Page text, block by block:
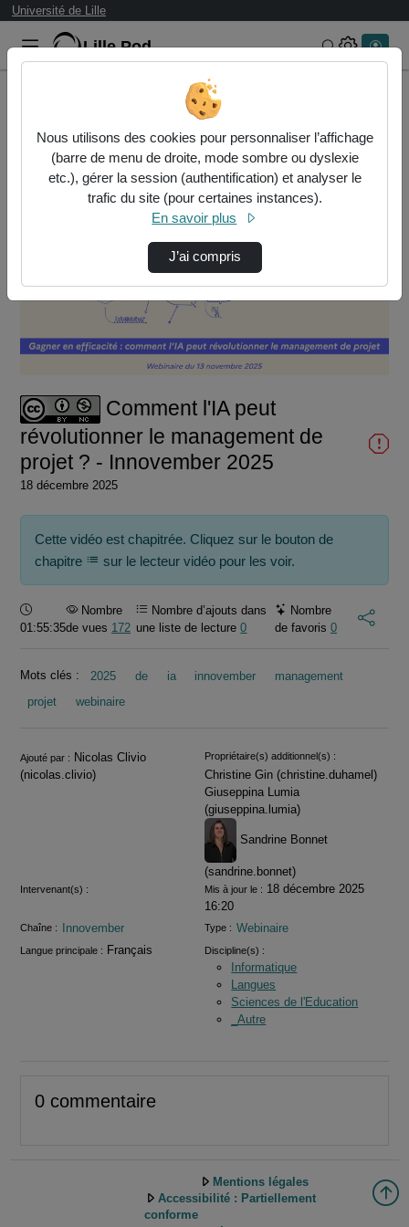
Université de Lille
Lille.Pod Rechercher
Comment l'IA peut révolutionner le managemen…
Lire
la
Comment l'IA peut
révolutionner le management de
projet ? - Innovember 2025
18 décembre 2025
Cette vidéo est chapitrée. Cliquez sur le bouton de
chapitre
sur le lecteur vidéo pour les voir.
Durée :
01:55:35
Nombre
de vues 172
Nombre d’ajouts dans
une liste de lecture0
Nombre
de favoris 0
Mots clés : 2025 de ia innovember
management
projet
webinaire
Informations
Ajouté par : Nicolas Clivio
(nicolas.clivio)
Propriétaire(s) additionnel(s) :
Christine Gin (christine.duhamel)
Giuseppina Lumia
(giuseppina.lumia)
Sandrine Bonnet
(sandrine.bonnet)
Intervenant(s) : Mis à jour le : 18 décembre 2025
16:20
Chaîne : Innovember Type : Webinaire
Langue principale : Français Discipline(s) :
Informatique
Langues
Sciences de l'Education
_Autre
0 commentaire
Mentions légales
Accessibilité : Partiellement
conforme
Nous utilisons des cookies pour personnaliser l’affichage
(barre de menu de droite, mode sombre ou dyslexie
etc.), gérer la session (authentification) et analyser le
trafic du site (pour certaines instances).
En savoir plus
J’ai compris